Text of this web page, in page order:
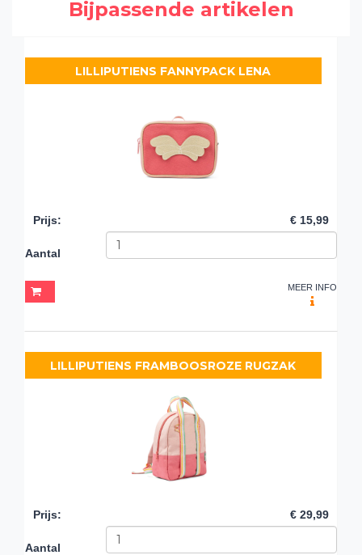
Bijpassende artikelen
LILLIPUTIENS FANNYPACK LENA
Prijs: € 15,99
Aantal
MEER INFO
LILLIPUTIENS FRAMBOOSROZE RUGZAK
Prijs: € 29,99
Aantal